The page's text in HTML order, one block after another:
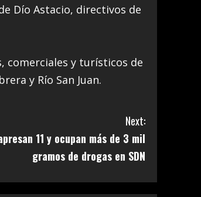
Dío Astacio, directivos de
comerciales y turísticos de
y Río San Juan.
Next:
11 y ocupan más de 3 mil
gramos de drogas en SDN